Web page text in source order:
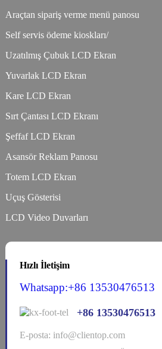
Araçtan sipariş verme menü panosu
Self servis ödeme kioskları/
Uzatılmış Çubuk LCD Ekran
Yuvarlak LCD Ekran
Kare LCD Ekran
Sırt Çantası LCD Ekranı
Şeffaf LCD Ekran
Asansör Reklam Panosu
Totem LCD Ekran
Uçuş Gösterisi
LCD Video Duvarları
Hızlı İletişim
Whatsapp:+86 13530476513
+86 13530476513
E-posta: info@clientop.com